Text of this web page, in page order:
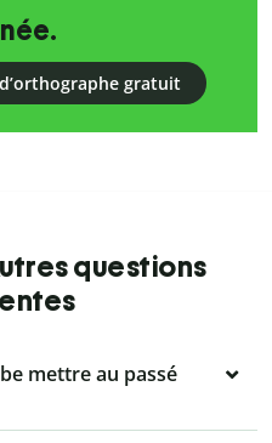
gratuit
questions
mettre au passé